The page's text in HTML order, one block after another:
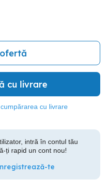
cu livrare
cu livrare
intră în contul tău
ți rapid un cont nou!
te